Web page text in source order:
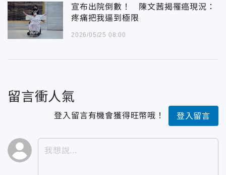
宣布出院倒數！ 陳文茜揭罹癌現況：
疼痛把我逼到極限
2026/05/25 08:00
留言衝人氣
登入留言有機會獲得旺幣哦！ 登入留言